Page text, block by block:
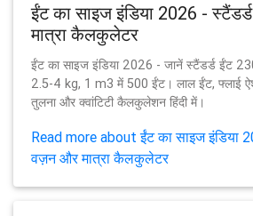
ईंट का साइज इंडिया 2026 -
मात्रा कैलकुलेटर
ईंट का साइज इंडिया 2026 - जानें स्टैंडर्ड ईंट
2.5-4 kg, 1 m3 में 500 ईंट। लाल ईंट, फ्लाई
तुलना और क्वांटिटी कैलकुलेशन हिंदी में।
Read more about ईंट का साइज इंडिया
वज़न और मात्रा कैलकुलेटर